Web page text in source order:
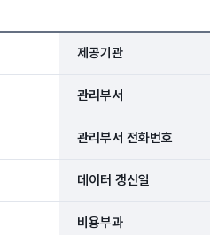
제공기관
관리부서
관리부서 전화번호
데이터 갱신일
비용부과